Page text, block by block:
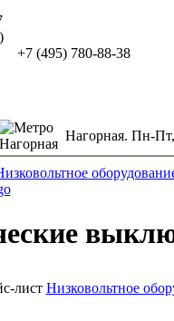
+7 (495) 780-88-38
Нагорная. Пн-
лист Низковольтное